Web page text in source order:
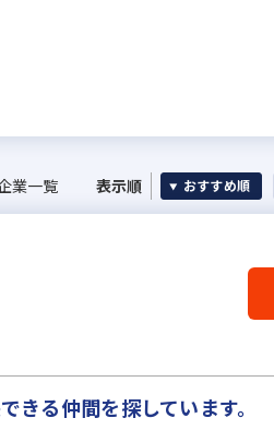
業一覧 表示順 おすすめ順
る仲間を探しています。